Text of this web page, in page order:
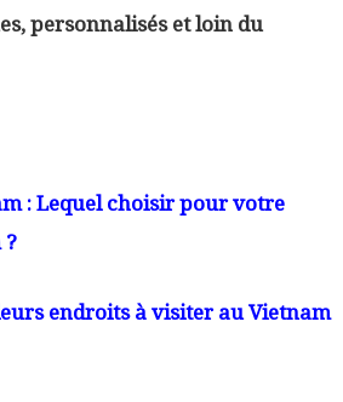
personnalisés et loin du
: Lequel choisir pour votre
?
endroits à visiter au Vietnam